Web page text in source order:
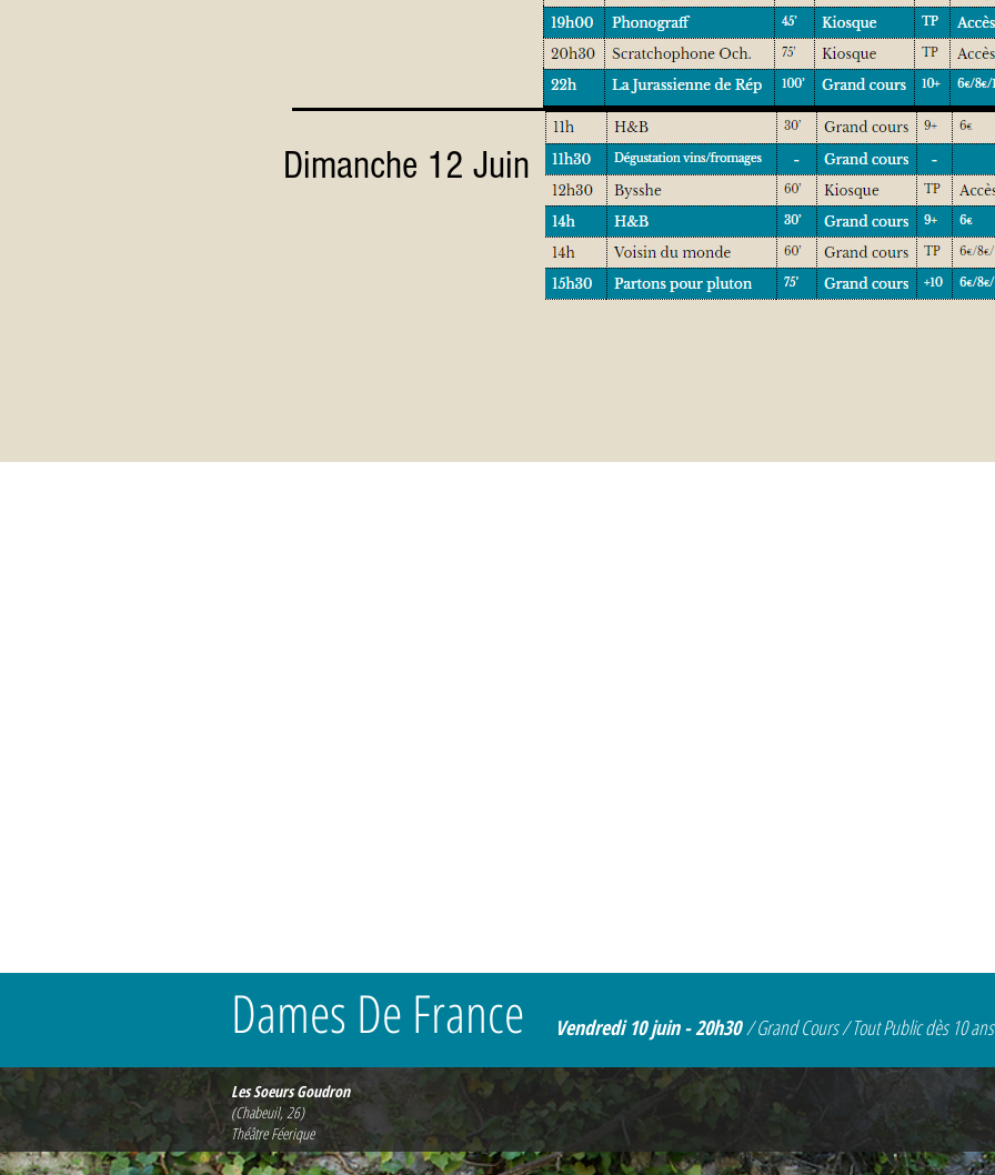
Dimanche 12 Juin
Dames De France Vendredi 10 juin - 20h30/ Grand Cours / Tout Public dès 10 ans
Les Soeurs Goudron
(Chabeuil, 26)
Théâtre Féerique